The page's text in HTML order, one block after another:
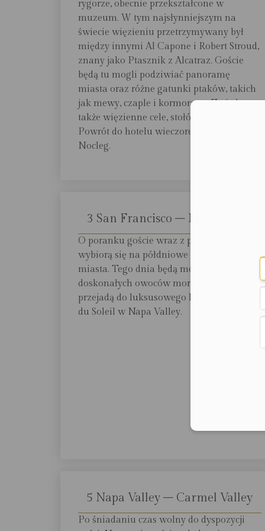
rygorze, obecnie przekształcone w
muzeum. W tym najsłynniejszym na
świecie więzieniu przetrzymywany był
między innymi Al Capone i Robert Stroud,
znany jako Ptasznik z Alcatraz. Goście
będą tu mogli podziwiać panoramę
miasta oraz różne gatunki ptaków, takich
jak mewy, czaple i kormorany. Zwiedzą
także więzienne cele, stołówkę i stróżówkę.
Powrót do hotelu wieczorem. Czas wolny.
Nocleg.
3 San Francisco – Napa Valley
O poranku goście wraz z przewodnikiem
wybiorą się na półdniowe zwiedzanie
miasta. Tego dnia będą mogli spróbować
doskonałych owoców morza, a po lunchu
przejadą do luksusowego hotelu Auberge
du Soleil w Napa Valley.
5 Napa Valley – Carmel Valley
Po śniadaniu czas wolny do dyspozycji